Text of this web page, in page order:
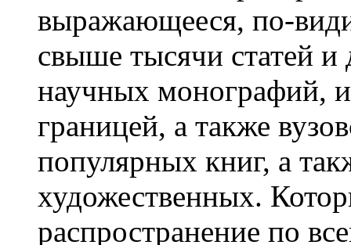
выражающееся, по-
свыше тысячи статей и
научных монографий,
границей, а также
популярных книг, а
художественных.
распространение по